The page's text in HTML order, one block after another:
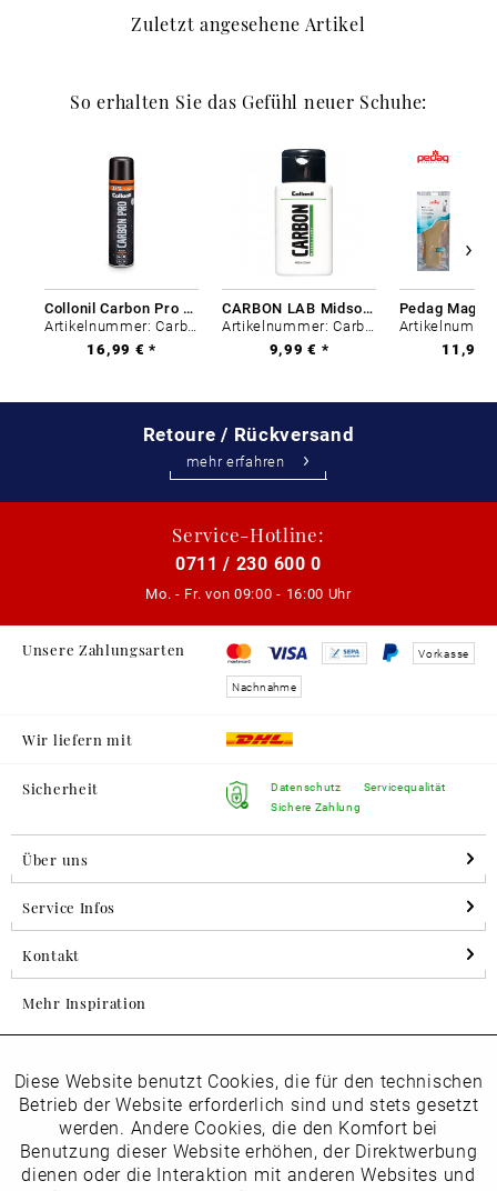
Zuletzt angesehene Artikel
So erhalten Sie das Gefühl neuer Schuhe:
Collonil Carbon Pro 400 ml
16,99 € *
CARBON LAB Midsole Cleaner
9,99 € *
11,99
Retoure / Rückversand
mehr erfahren
Service-Hotline:
0711 / 230 600 0
Mo. - Fr. von 09:00 - 16:00 Uhr
Unsere Zahlungsarten Vorkasse
Nachnahme
Wir liefern mit
Sicherheit
Datenschutz
Sichere Zahlung
Servicequalität
Über uns
Service Infos
Kontakt
Mehr Inspiration
Folgen Sie uns auf Instagram
horsch_schuhe
Funktionale Aktiv
Marketing Inaktiv
Diese Website benutzt Cookies, die für den technischen
Betrieb der Website erforderlich sind und stets gesetzt
werden. Andere Cookies, die den Komfort bei
Benutzung dieser Website erhöhen, der Direktwerbung
dienen oder die Interaktion mit anderen Websites und